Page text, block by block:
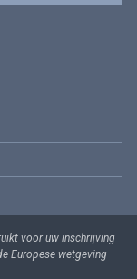
voor uw inschrijving
Europese wetgeving